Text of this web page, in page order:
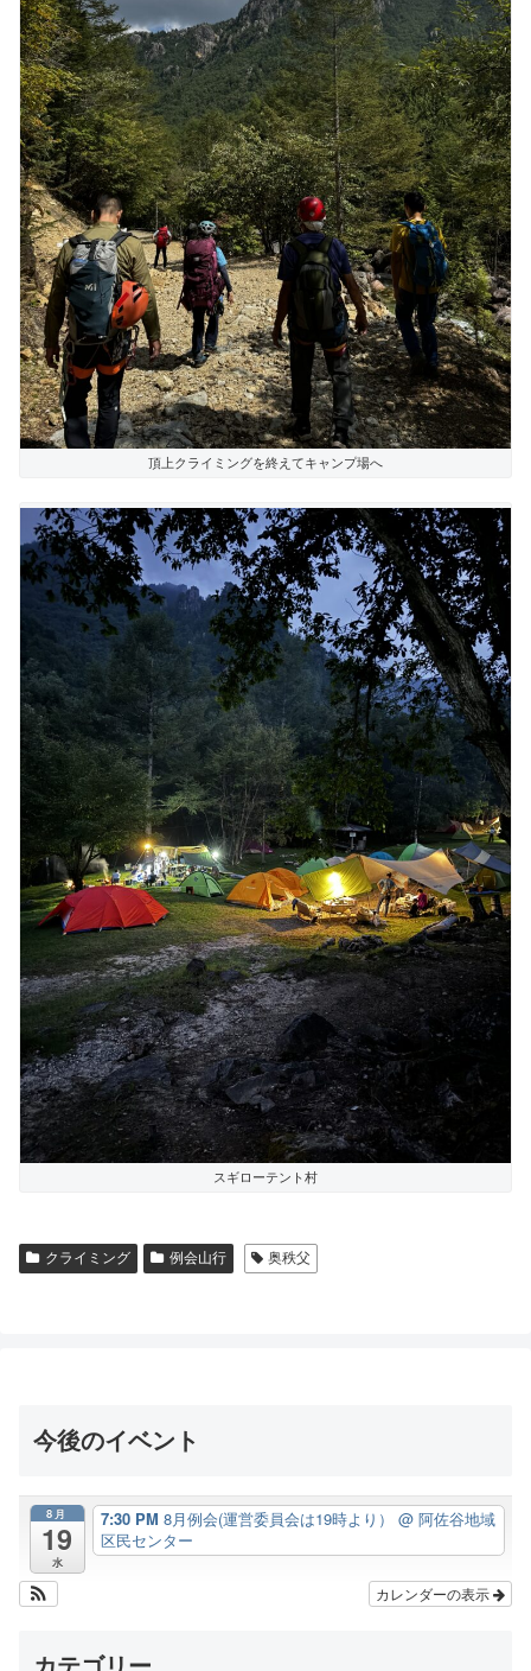
頂上クライミングを終えてキャンプ場へ
スギローテント村
クライミング 例会山行 奥秩父
今後のイベント
8月
19
水
7:30 PM 8月例会(運営委員会は19時より） @ 阿佐谷地域
区民センター
カレンダーの表示